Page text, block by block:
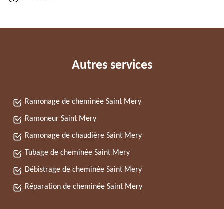
Autres services
Ramonage de cheminée Saint Mery
Ramoneur Saint Mery
Ramonage de chaudière Saint Mery
Tubage de cheminée Saint Mery
Débistrage de cheminée Saint Mery
Réparation de cheminée Saint Mery